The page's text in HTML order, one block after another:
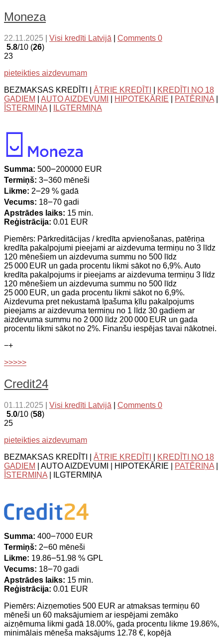
Moneza
22.11.2025 Visi kredīti Latvijā
Comments 0
5.8/10 (26)
23
pieteikties aizdevumam
BEZMAKSAS KREDĪTI | ĀTRIE KREDĪTI
KREDĪTI NO 18
GADIEM
AUTO AIZDEVUMI HIPOTEKĀRIE PATĒRIŅA
ĪSTERMIŅA
ILGTERMIŅA
Summa: 500౼200000 EUR
Termiņš: 3౼360 mēneši
Likme: 2౼29 % gadā
Vecums: 18౼70 gadi
Apstrādes laiks: 15 min.
Reģistrācija: 0.01 EUR
Piemērs: Pārkreditācijas / kredīta apvienošanas, patēriņa
kredīta pakalpojumi pieejami ar aizdevuma termiņu no 3 līdz
120 mēnešiem un aizdevuma summu no 500 līdz
25 000 EUR un gada procentu likmi sākot no 6,9%. Auto
kredīta pakalpojums ir pieejams ar aizdevuma termiņu 3 līdz
120 mēnešiem un aizdevuma summu no 500 līdz
25 000 EUR, un gada procentu likmi sākot no 6,9%.
Aizdevuma pret nekustamā īpašuma ķīlu pakalpojums
pieejams ar aizdevuma termiņu no 1 līdz 30 gadiem ar
aizdevuma summu no 2 000 līdz 200 000 EUR un gada
procentu likmi sākot no 2%. Finanšu iespējas tavai nākotnei.
−+
>>>>>
Credit24
01.11.2025 Visi kredīti Latvijā
Comments 0
5.0/10 (58)
25
pieteikties aizdevumam
BEZMAKSAS KREDĪTI | ĀTRIE KREDĪTI
KREDĪTI NO 18
GADIEM
| AUTO AIZDEVUMI | HIPOTEKĀRIE | PATĒRIŅA
ĪSTERMIŅA | ILGTERMIŅA
Summa: 400౼7000 EUR
Termiņš: 2౼60 mēneši
Likme: 19.86౼51.98 % GPL
Vecums: 18౼70 gadi
Apstrādes laiks: 15 min.
Reģistrācija: 0.01 EUR
Piemērs: Aizņemoties 500 EUR ar atmaksas termiņu 60
mēneši un 60 maksājumiem ar iespējami zemāko
aizņēmuma likmi gadā 18.00%, gada procentu likme 19.86%,
minimālais mēneša maksājums 12.78 €, kopējā